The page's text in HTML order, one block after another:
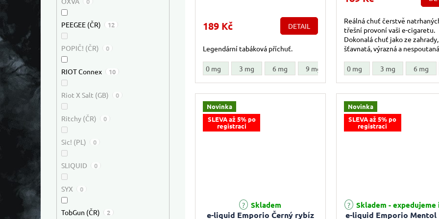
PEEGEE (ČR) 12
POPIČ! (ČR) 0
RIOT Connex 10
Riot X Salt (GB) 0
Ritchy (ČR) 0
Sic! (PL) 0
SLIQUID 0
SYX 0
TobGun (ČR) 2
189 Kč DETAIL
Legendární tabáková příchuť.
0 mg 3 mg 6 mg 9 mg 12 mg 18 mg
Reálná chuť čerstvě
třešní provoní vaši e-cigaretu.
Dokonalá chuť jako ze zahrady,
šťavnatá, výrazná a
0 mg 3 mg 6 mg
Novinka
SLEVA až 5% po
registraci
e-liquid Emporio Černý rybíz
Skladem
Novinka
SLEVA až 5% po
registraci
e-liquid Emporio Mentol
Skladem - expedujeme